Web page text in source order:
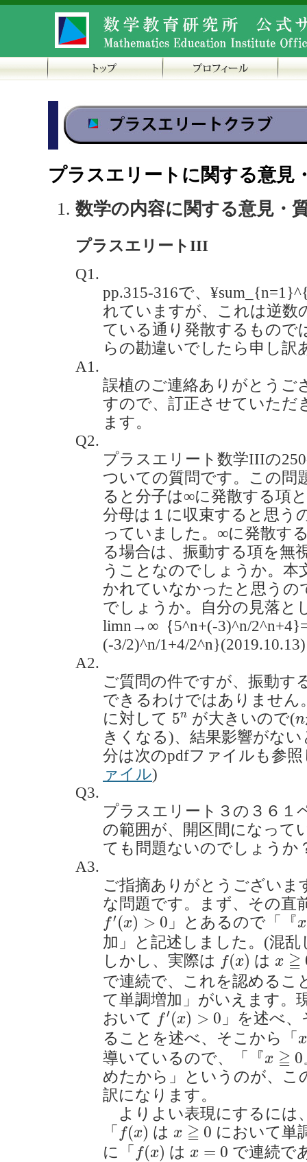
プラスエリートに関する意見
数学の内容に関する意見・
プラスエリートIII
Q1.
pp.315-316で、
れていますが、これは逆数
ている通り発散するもので
らの勘違いでしたら申し訳
A1.
誤植のご連絡ありがとうご
すので、訂正させていただ
ます。
Q2.
プラスエリート数学IIIの
ついての質問です。この問
ると分子は∞に発散する項
分母は１に収束すると思う
っていました。∞に発散す
る場合は、振動する項を無
うことなのでしょうか。
かれていなかったと思うの
でしょうか。自分の見落と
limn→∞｛5^n+(-3)^n/
(-3/2)^n/1+4/2^n}(2019.10.13)
A2.
ご質問の件ですが、振動す
できるわけではありません
に対して 5n
5n が大きいので(n
n
きくなる)、結果影響がな
分は次のpdfファイルも参
ァイル)
Q3.
プラスエリート３の３６１
の範囲が、開区間になって
ても問題ないのでしょうか
A3.
ご指摘ありがとうございま
な問題です。まず、その直
f′(x) > 0
f′(x)>0 」とあるので「『 x
x
加」と記述しました。(混
しかし、実際は f(x)
f(x) は x ≧
x≧0
で連続で、これを認めるこ
て単調増加」がいえます。
おいて
f′(x) > 0
f′(x)> 0
」を述べ
ることを述べ、そこから「 x
x
導いているので、「『x ≧ 0
x≧0
めたから」というのが、こ
訳になります。
よりよい表現にするには
「 f(x)
f(x ) は x ≧ 0
x ≧0
において単
に「 f(x)
f(x ) は x = 0
x=
で連続で